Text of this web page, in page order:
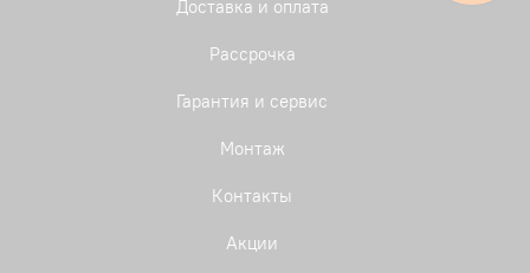
Доставка и оплата
Рассрочка
Гарантия и сервис
Монтаж
Контакты
Акции